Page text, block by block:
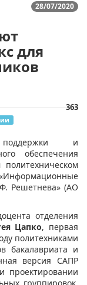
28/07/2020
для
363
поддержки и
обеспечения
Решетнева» (АО
отделения
Цапко, первая
политехниками
бакалавриата и
версия САПР
проектировании